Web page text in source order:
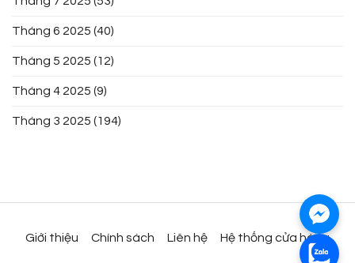
Tháng 6 2025 (40)
Tháng 5 2025 (12)
Tháng 4 2025 (9)
Tháng 3 2025 (194)
Giới thiệu Chính sách Liên hệ Hệ thống cửa hàng